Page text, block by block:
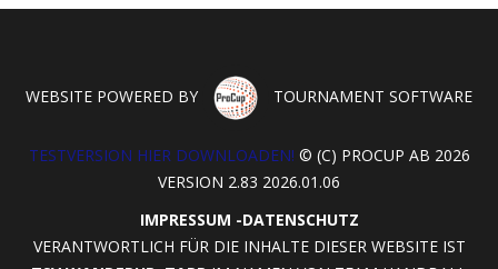
WEBSITE POWERED BY TOURNAMENT SOFTWARE
TESTVERSION HIER DOWNLOADEN! © (C) PROCUP AB 2026
VERSION 2.83 2026.01.06
IMPRESSUM -DATENSCHUTZ
VERANTWORTLICH FÜR DIE INHALTE DIESER WEBSITE IST